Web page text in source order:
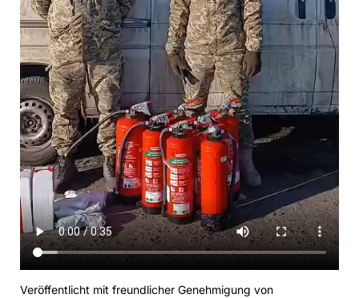
Veröffentlicht mit freundlicher Genehmigung von